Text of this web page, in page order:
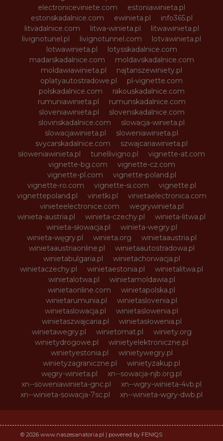
electroniceviniete.com
estoniawinieta.pl
estonskadalnice.com
ewinieta.pl
info365.pl
litvadalnice.com
litwa-winieta.pl
litwawinieta.pl
livignotunel.pl
livignotunnel.com
lotvawinieta.pl
lotwawinieta.pl
lotysskadalnice.com
madarskadalnice.com
moldavskadalnice.com
moldawiawinieta.pl
najtanszewiniety.pl
oplatyautostradowe.pl
pl-vignette.com
polskadalnice.com
rakouskadalnice.com
rumuniawinieta.pl
rumunskadalnice.com
sloveniawinieta.pl
slovenskadalnice.com
slovinskadalnice.com
slowacja-winieta.pl
slowacjawinieta.pl
sloweniawinieta.pl
svycarskadalnice.com
szwajcariawinieta.pl
słoweniawinieta.pl
tunellivigno.pl
vignette-at.com
vignette-bg.com
vignette-cz.com
vignette-pl.com
vignette-poland.pl
vignette-ro.com
vignette-si.com
vignette.pl
vignettepoland.pl
vinetki.pl
vinietaelectronica.com
vinieteelectronice.com
wegrywinieta.pl
winieta-austria.pl
winieta-czechy.pl
winieta-litwa.pl
winieta-słowacja.pl
winieta-wegry.pl
winieta-węgry.pl
winieta.org
winietaaustria.pl
winietaaustriaonline.pl
winietaautostradowa.pl
winietabulgaria.pl
winietachorwacja.pl
winietaczechy.pl
winietaestonia.pl
winietalitwa.pl
winietalotwa.pl
winietamoldawia.pl
winietaonline.com
winietapolska.pl
winietarumunia.pl
winietaslovenia.pl
winietaslowacja.pl
winietaslowenia.pl
winietaszwajcaria.pl
winietasłowenia.pl
winietawegry.pl
winietomat.pl
winiety.org
winietydrogowe.pl
winietyelektroniczne.pl
winietyestonia.pl
winietywegry.pl
winietyzagraniczne.pl
winietyzakup.pl
węgry-winieta.pl
xn--sowacja-njb.org.pl
xn--soweniawinieta-gnc.pl
xn--wgry-winieta-4vb.pl
xn--winieta-sowacja-7sc.pl
xn--winieta-wgry-dwb.pl
© 2026 www.naszesanatoria.pl | powered by FENIQS